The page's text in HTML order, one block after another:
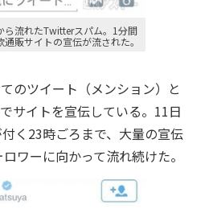
ら流れたTwitterスパム。1分間
販サイトの宣伝が流された。
のツイート（メンション）と
サイトを宣伝している。11日
く23時ごろまで、大量の宣伝
ワーに向かって流れ続けた。